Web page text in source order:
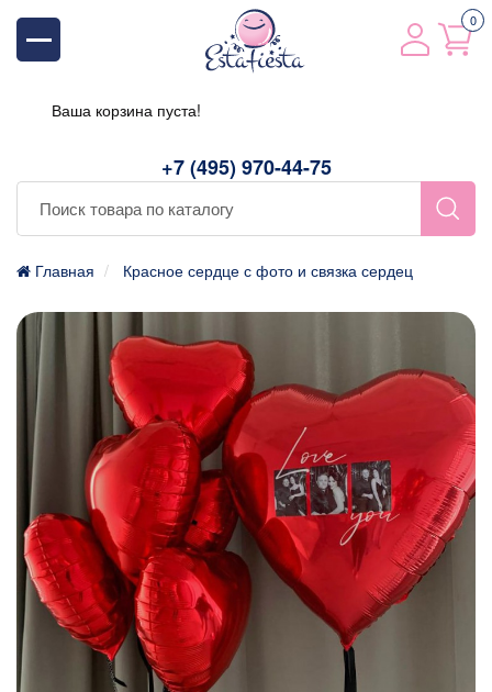
+7 (495) 970-44-75
0
Ваша корзина пуста!
Главная Красное сердце с фото и связка сердец